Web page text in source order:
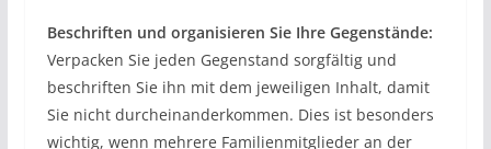
Beschriften und organisieren Sie Ihre Gegenstände:
Verpacken Sie jeden Gegenstand sorgfältig und
beschriften Sie ihn mit dem jeweiligen Inhalt, damit
Sie nicht durcheinanderkommen. Dies ist besonders
wichtig, wenn mehrere Familienmitglieder an der